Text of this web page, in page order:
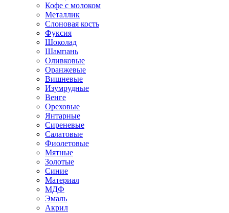
Кофе с молоком
Металлик
Слоновая кость
Фуксия
Шоколад
Шампань
Оливковые
Оранжевые
Вишневые
Изумрудные
Венге
Ореховые
Янтарные
Сиреневые
Салатовые
Фиолетовые
Мятные
Золотые
Синие
Материал
МДФ
Эмаль
Акрил